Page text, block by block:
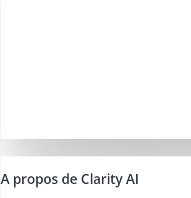
A propos de Clarity AI